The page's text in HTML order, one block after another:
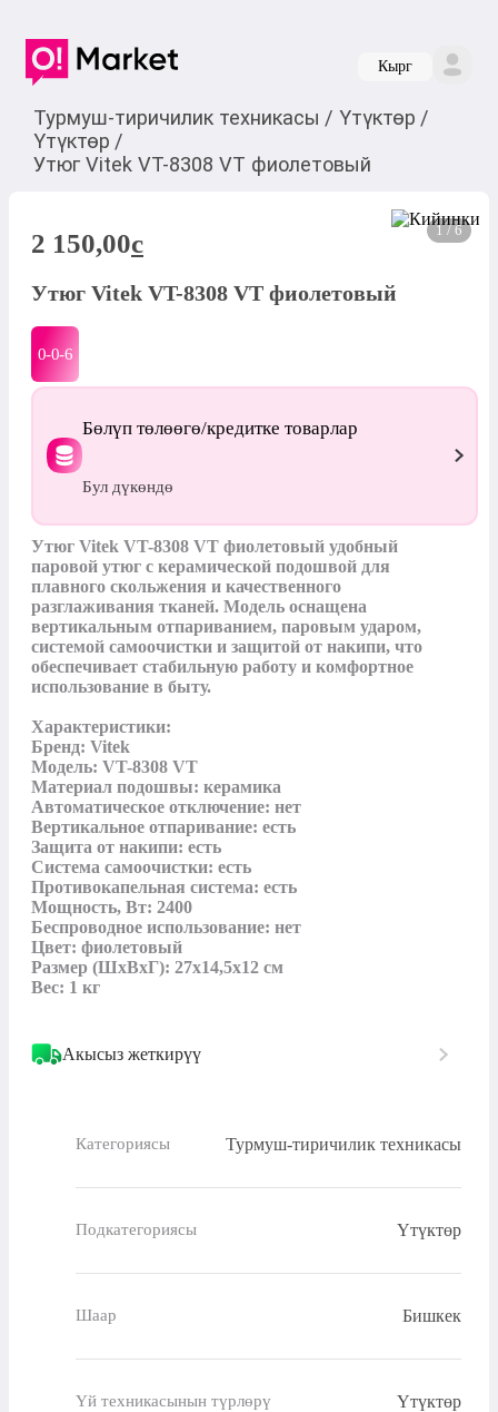
Кырг
Турмуш-тиричилик техникасы / Үтүктөр /
Үтүктөр /
Утюг Vitek VT-8308 VT фиолетовый
1 / 6
2 150,00c
Утюг Vitek VT-8308 VT фиолетовый
0-0-6
Бөлүп төлөөгө/кредитке товарлар
Бул дүкөндө
Утюг Vitek VT-8308 VT фиолетовый удобный
паровой утюг с керамической подошвой для
плавного скольжения и качественного
разглаживания тканей. Модель оснащена
вертикальным отпариванием, паровым ударом,
системой самоочистки и защитой от накипи, что
обеспечивает стабильную работу и комфортное
использование в быту.
Характеристики:
Бренд: Vitek
Модель: VT-8308 VT
Материал подошвы: керамика
Автоматическое отключение: нет
Вертикальное отпаривание: есть
Защита от накипи: есть
Система самоочистки: есть
Противокапельная система: есть
Мощность, Вт: 2400
Беспроводное использование: нет
Цвет: фиолетовый
Размер (ШхВхГ): 27х14,5х12 см
Вес: 1 кг
Акысыз жеткирүү
Категориясы Турмуш-тиричилик техникасы
Подкатегориясы Үтүктөр
Шаар Бишкек
Үй техникасынын түрлөрү Үтүктөр